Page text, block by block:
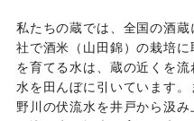
私たちの蔵では、全国の酒
社で酒米（山田錦）の栽培
を育てる水は、蔵の近くを
水を田んぼに引いています
野川の伏流水を井戸から汲